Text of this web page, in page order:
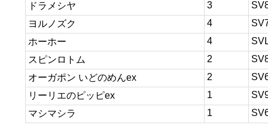
ドラメシヤ
3
ヨルノズク
4
ホーホー
4
スピンロトム
2
オーガポン いどのめんex
2
リーリエのピッピex
1
マシマシラ
1